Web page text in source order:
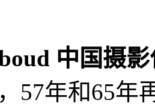
中国摄
57年和65年